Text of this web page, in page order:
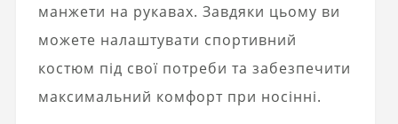
манжети на рукавах. Завдяки цьому ви
можете налаштувати спортивний
костюм під свої потреби та забезпечити
максимальний комфорт при носінні.